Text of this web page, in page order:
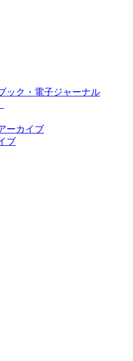
ック・電子ジャーナル
ーカイブ
ブ